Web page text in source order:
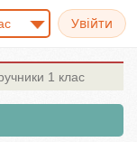
1 клас